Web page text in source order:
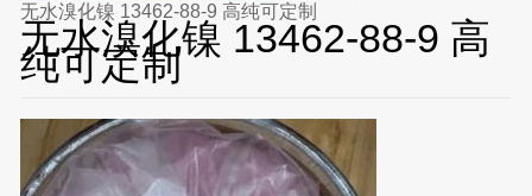
无水溴化镍 13462-88-9 高纯可定制
无水溴化镍 13462-88-9 高
纯可定制